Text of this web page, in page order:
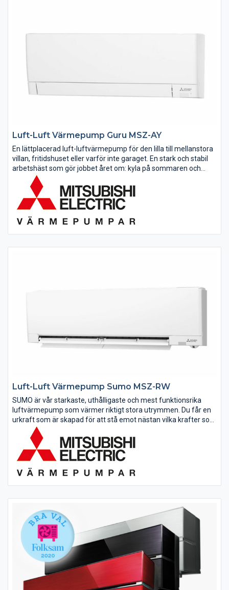
Luft-Luft Värmepump Guru MSZ-AY
En lättplacerad luft-luftvärmepump för den lilla till mellanstora
villan, fritidshuset eller varför inte garaget. En stark och stabil
arbetshäst som gör jobbet året om: kyla på sommaren och
värme på vintern.
Luft-Luft Värmepump Sumo MSZ-RW
SUMO är vår starkaste, uthålligaste och mest funktionsrika
luftvärmepump som värmer riktigt stora utrymmen. Du får en
urkraft som är skapad för att stå emot nästan vilka krafter som
än pressar på och som ger pålitlig värme även när det råder...